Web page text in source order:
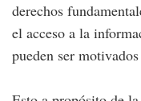
derechos
el acceso a la
pueden ser